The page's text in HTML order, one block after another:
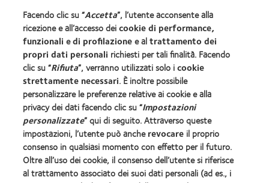
COOPERVISION ITALIA Srl - Società Uninominale
Sede Legale: Via Carducci 26, 20123 Milano Codice
Fiscale e Numero di iscrizione 10653750157 del
Registro delle Imprese di Milano
R.E.A. Ml 1392359 - Capitale Sociale €
1.891.569,00 int. vers. - P.IVA 10653750157
Società soggetta all'altrui attività di direzione e
coordinamento ex art. 2497-bis c.c.
Sito autorizzato con Aut. Min. 11/01/2024;
Facendo clic su “Accetta”, l’utente acconsente alla
ricezione e all’accesso deicookie di performance,
funzionali edi profilazionee altrattamento dei
propri dati personali richiesti per tali finalità. Facendo
clic su “Rifiuta”, verranno utilizzati solo icookie
strettamente necessari. È inoltre possibile
personalizzare le preferenze relative ai cookie e alla
privacy dei dati facendo clic su “Impostazioni
personalizzate” qui di seguito. Attraverso queste
impostazioni, l’utente può ancherevocare il proprio
consenso in qualsiasi momento con effetto per il futuro.
Oltre all’uso dei cookie, il consenso dell’utente si riferisce
al trattamento associato dei suoi dati personali (ad es., i